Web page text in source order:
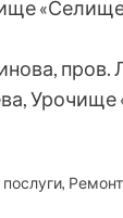
пров.
Урочище
, Ремонт